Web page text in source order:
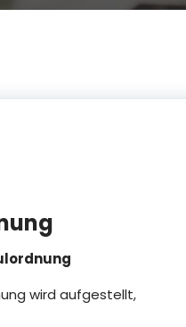
wird aufgestellt,